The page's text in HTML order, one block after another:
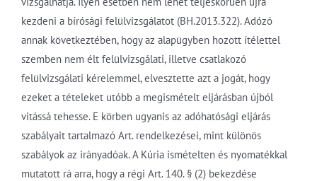
kezdeni a bírósági felülvizsgálatot (BH.2013.322). Adózó
annak következtében, hogy az alapügyben hozott ítélettel
szemben nem élt felülvizsgálati, illetve csatlakozó
felülvizsgálati kérelemmel, elvesztette azt a jogát, hogy
ezeket a tételeket utóbb a megismételt eljárásban újból
vitássá tehesse. E körben ugyanis az adóhatósági eljárás
szabályait tartalmazó Art. rendelkezései, mint különös
szabályok az irányadóak. A Kúria ismételten és nyomatékkal
mutatott rá arra, hogy a régi Art. 140. § (2) bekezdése